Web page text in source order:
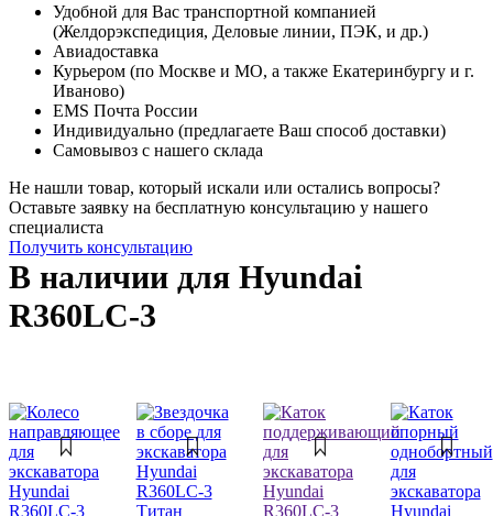
Удобной для Вас транспортной компанией
(Желдорэкспедиция, Деловые линии, ПЭК, и др.)
Авиадоставка
Курьером (по Москве и МО, а также Екатеринбургу и г.
Иваново)
EMS Почта России
Индивидуально (предлагаете Ваш способ доставки)
Самовывоз с нашего склада
Не нашли товар, который искали или остались вопросы?
Оставьте заявку на бесплатную консультацию у нашего
специалиста
Получить консультацию
В наличии для Hyundai
R360LC-3